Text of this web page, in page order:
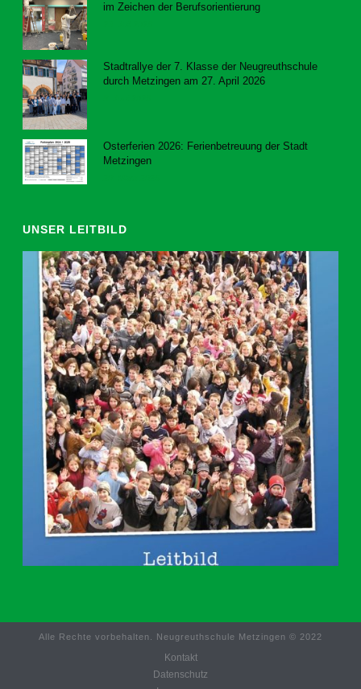
im Zeichen der Berufsorientierung
Stadtrallye der 7. Klasse der Neugreuthschule
durch Metzingen am 27. April 2026
Osterferien 2026: Ferienbetreuung der Stadt
Metzingen
UNSER LEITBILD
Alle Rechte vorbehalten. Neugreuthschule Metzingen © 2022
Kontakt
Datenschutz